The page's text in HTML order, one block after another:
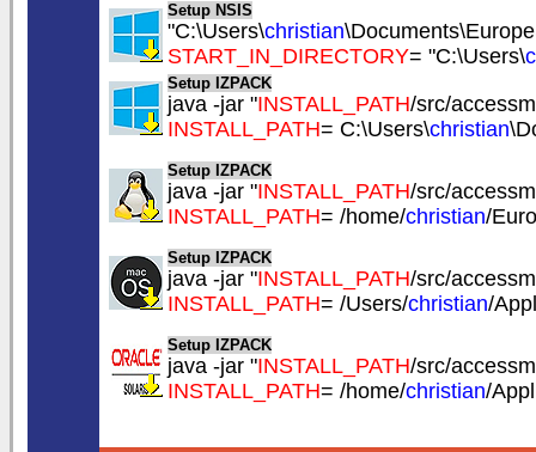
Setup NSIS
"C:\Users\christian
START_IN_DIRECTORY= "C:\Users\
Setup IZPACK
java -jar "INSTALL_PATH/src/
INSTALL_PATH= C:\Users\christian
Setup IZPACK
java -jar "INSTALL_PATH/src/
INSTALL_PATH= /home/christian/
Setup IZPACK
java -jar "INSTALL_PATH/src/
INSTALL_PATH= /Users/christian/
Setup IZPACK
java -jar "INSTALL_PATH/src/
INSTALL_PATH= /home/christian/